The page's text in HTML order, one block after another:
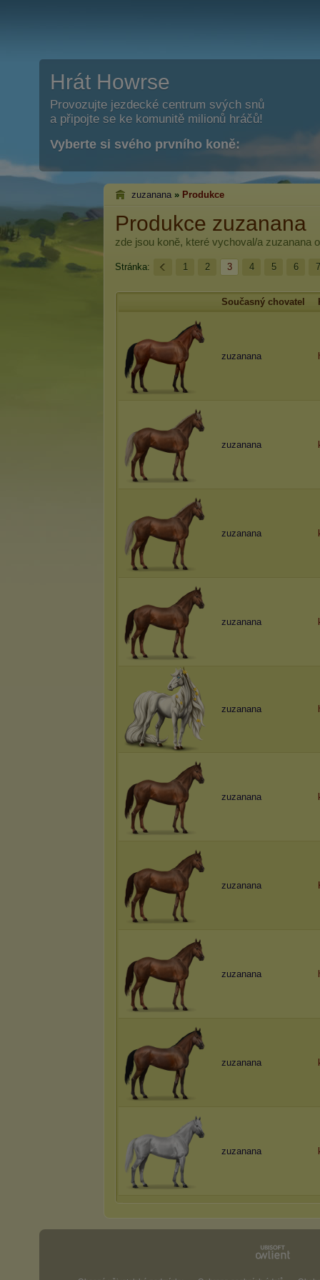
Hrát Howrse
Provozujte jezdecké centrum svých snů
a připojte se ke komunitě milionů hráčů!
Vyberte si svého prvního koně:
zuzanana » Produkce
Produkce zuzanana
zde jsou koně, které vychoval/a zuzanana
Stránka: 1 2 3 4 5 6 7
Současný chovatel
zuzanana
zuzanana
zuzanana
zuzanana
zuzanana
zuzanana
zuzanana
zuzanana
zuzanana
zuzanana